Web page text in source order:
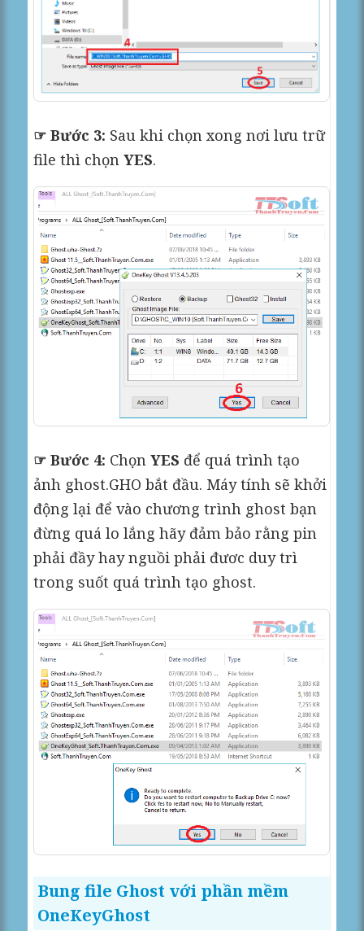
☞ Bước 3: Sau khi chọn xong nơi lưu trữ
file thì chọnYES.
☞ Bước 4: ChọnYES để quá trình tạo
ảnh ghost.GHO bắt đầu. Máy tính sẽ khởi
động lại để vào chương trình ghost bạn
đừng quá lo lắng hãy đảm bảo rằng pin
phải đầy hay nguồi phải đươc duy trì
trong suốt quá trình tạo ghost.
Bung file Ghost với phần mềm
OneKeyGhost